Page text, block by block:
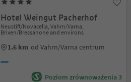
Hotel Weingut Pacherhof
Neustift/Novacella, Vahrn/Varna,
Brixen/Bressanone and environs
1.6 km od Vahrn/Varna centrum
Poziom zrównoważenia 3